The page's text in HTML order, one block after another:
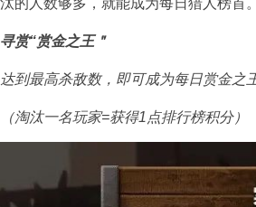
寻赏“赏金之王＂
达到最高杀敌数，即可成为每日赏金之
（淘汰一名玩家=获得1点排行榜积分）